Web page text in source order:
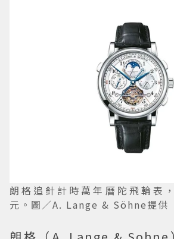
朗格追針計時萬年曆陀飛輪表
元。圖／A. Lange & Söhne提供